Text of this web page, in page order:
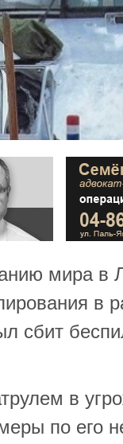
мира в
в
сбит
в
по его